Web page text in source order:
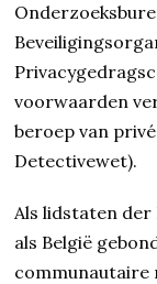
voorwaarden
beroep van
Detectivewet).
Als lidstaten
als België
communautaire